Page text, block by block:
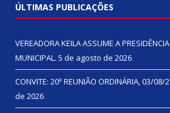
ÚLTIMAS PUBLICAÇÕES
VEREADORA KEILA ASSUME A
MUNICIPAL. 5 de agosto de 2026
CONVITE: 20ª REUNIÃO ORDINÁRIA, 03/08/
de 2026